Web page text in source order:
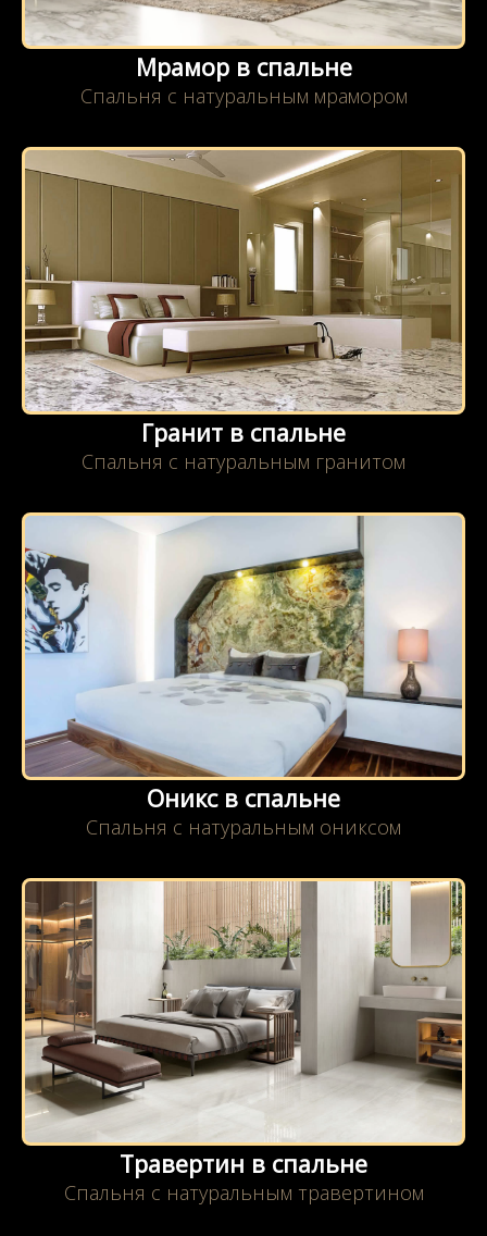
Мрамор в спальне
Спальня с натуральным мрамором
Гранит в спальне
Спальня с натуральным гранитом
Оникс в спальне
Спальня с натуральным ониксом
Травертин в спальне
Спальня с натуральным травертином